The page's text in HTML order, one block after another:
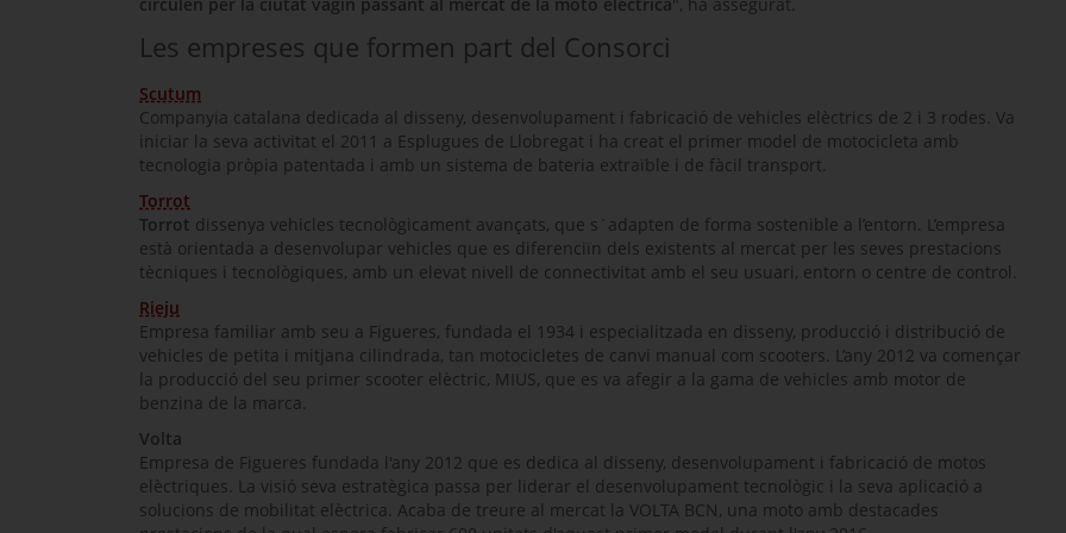
Les empreses que formen part del Consorci
Scutum
Companyia catalana dedicada al disseny, desenvolupament i fabricació de vehicles elèctrics de 2 i 3 rodes. Va
iniciar la seva activitat el 2011 a Esplugues de Llobregat i ha creat el primer model de motocicleta amb
tecnologia pròpia patentada i amb un sistema de bateria extraïble i de fàcil transport.
Torrot
Torrot dissenya vehicles tecnològicament avançats, que s´adapten de forma sostenible a l’entorn. L’empresa
està orientada a desenvolupar vehicles que es diferenciïn dels existents al mercat per les seves prestacions
tècniques i tecnològiques, amb un elevat nivell de connectivitat amb el seu usuari, entorn o centre de control.
Rieju
Empresa familiar amb seu a Figueres, fundada el 1934 i especialitzada en disseny, producció i distribució de
vehicles de petita i mitjana cilindrada, tan motocicletes de canvi manual com scooters . L’any 2012 va començar
la producció del seu primer scooter elèctric, MIUS, que es va afegir a la gama de vehicles amb motor de
benzina de la marca.
Volta
Empresa de Figueres fundada l'any 2012 que es dedica al disseny, desenvolupament i fabricació de motos
elèctriques. La visió seva estratègica passa per liderar el desenvolupament tecnològic i la seva aplicació a
solucions de mobilitat elèctrica. Acaba de treure al mercat la VOLTA BCN, una moto amb destacades